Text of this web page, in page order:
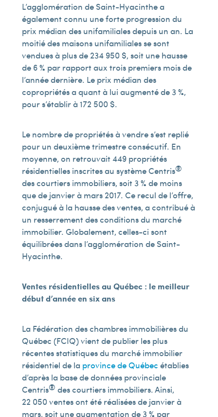
L’agglomération de Saint-Hyacinthe a
également connu une forte progression du
prix médian des unifamiliales depuis un an. La
moitié des maisons unifamiliales se sont
vendues à plus de 234 950 $, soit une hausse
de 6 % par rapport aux trois premiers mois de
l’année dernière. Le prix médian des
copropriétés a quant à lui augmenté de 3 %,
pour s’établir à 172 500 $.
Le nombre de propriétés à vendre s’est replié
pour un deuxième trimestre consécutif. En
moyenne, on retrouvait 449 propriétés
résidentielles inscrites au système Centris®
des courtiers immobiliers, soit 3 % de moins
que de janvier à mars 2017. Ce recul de l’offre,
conjugué à la hausse des ventes, a contribué à
un resserrement des conditions du marché
immobilier. Globalement, celles-ci sont
équilibrées dans l’agglomération de Saint-
Hyacinthe.
Ventes résidentielles au Québec : le meilleur
début d’année en six ans
La Fédération des chambres immobilières du
Québec (FCIQ) vient de publier les plus
récentes statistiques du marché immobilier
résidentiel de la province de Québec établies
d’après la base de données provinciale
Centris® des courtiers immobiliers. Ainsi,
22 050 ventes ont été réalisées de janvier à
mars, soit une augmentation de 3 % par